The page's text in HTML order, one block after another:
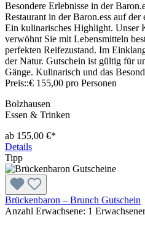
Besondere Erlebnisse in der
Restaurant in der Baron.ess auf
Ein kulinarisches Highlight. Unser
verwöhnt Sie mit Lebensmitteln
perfekten Reifezustand. Im
der Natur. Gutschein ist gültig für
Gänge. Kulinarisch und das
Preis::€ 155,00 pro Personen
Bolzhausen
Essen & Trinken
ab 155,00 €*
Details
Tipp
Brückenbaron – Brunch Gutschein
Anzahl Erwachsene: 1